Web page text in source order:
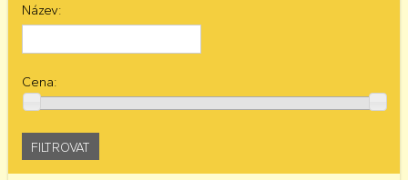
Název:
Cena: